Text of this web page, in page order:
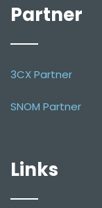
Partner
3CX Partner
SNOM Partner
Links